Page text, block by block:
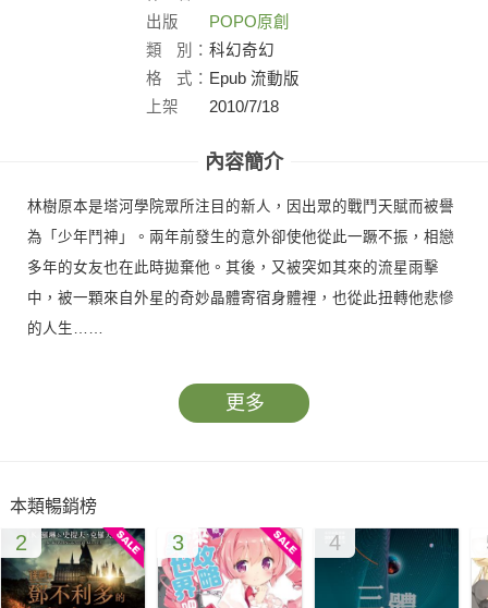
出版
社：
POPO原創
類
別： 科幻奇幻
格
式： Epub 流動版
上架
2010/7/18
內容簡介
林樹原本是塔河學院眾所注目的新人，因出眾的戰鬥天賦而被譽
為「少年鬥神」。兩年前發生的意外卻使他從此一蹶不振，相戀
多年的女友也在此時拋棄他。其後，又被突如其來的流星雨擊
中，被一顆來自外星的奇妙晶體寄宿身體裡，也從此扭轉他悲慘
的人生……
更多
本類暢銷榜
2 3 4